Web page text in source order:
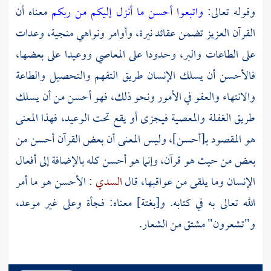
وقوله تعالى: واتبعوا أحسن ما أنزل إليكم من ربكم معناه أن
القرآن العزيز تضمن عقائد نيرة، وأوامر ونواهي منجية، وعدات
على الطاعات والبر، وحدودا على المعاصي ووعيدا على بعضها،
فالأحسن أن يسلك الإنسان طريق التفهم والتحصيل والطاعة
والانتهاء والعفو في الأمور ونحو ذلك، فهو أحسن من أن يسلك
طريق الغفلة والمعصية فيجزى أو يقع تحت الوعيد، فهذا المعنى
هو المقصود بـ[أحسن]، وليس المعنى أن بعض القرآن أحسن من
بعض من حيث هو قرآن، وإنما هو أحسن كله بالإضافة إلى أفعال
الإنسان وما يلقى من عواقبها، قالالسدي : الأحسن هو ما أمر
الله تعالى به في كتابه. و[بغتة] معناه: فجأة وعلى غير موعد،
و"تشعرون" مشتق من الشعار.